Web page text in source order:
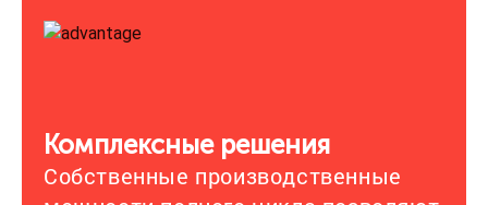
Комплексные решения
Собственные производственные